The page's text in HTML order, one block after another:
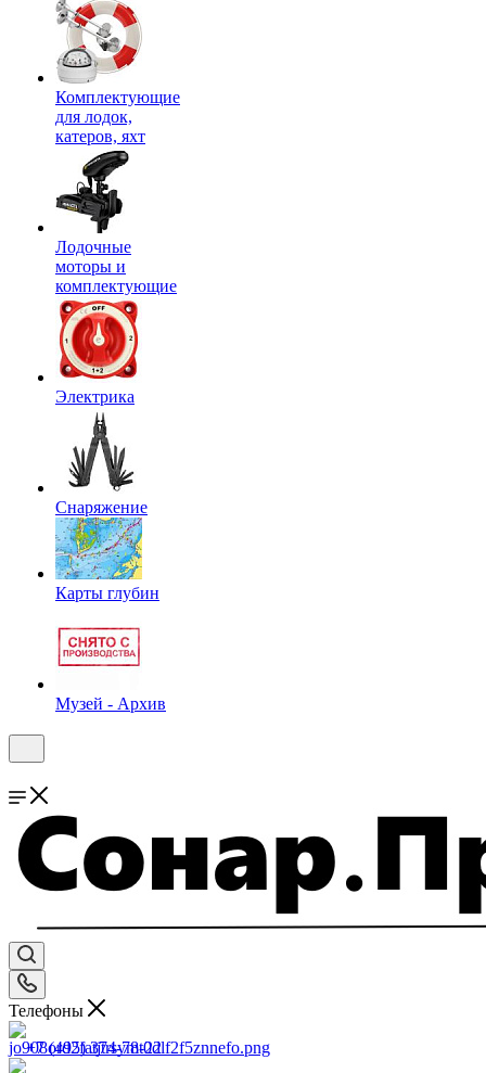
Комплектующие
для лодок,
катеров, яхт
Лодочные
моторы и
комплектующие
Электрика
Снаряжение
Карты глубин
Музей - Архив
Телефоны
+7 (495) 374-78-22